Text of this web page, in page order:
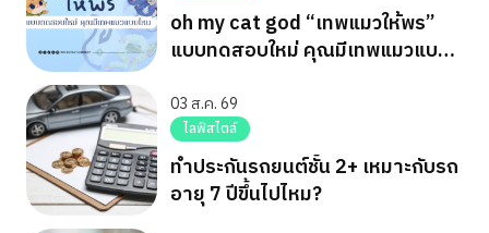
oh my cat god “เทพแมวให้พร”
แบบทดสอบใหม่ คุณมีเทพแมวแบบ
03 ส.ค. 69
ไลฟ์สไตล์
ทำประกันรถยนต์ชั้น 2+ เหมาะกับรถ
อายุ 7 ปีขึ้นไปไหม?